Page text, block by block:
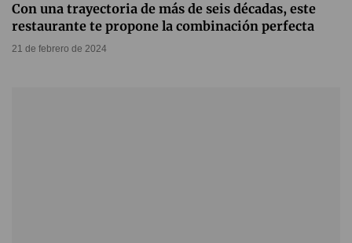
Con una trayectoria de más de seis décadas, este
restaurante te propone la combinación perfecta
21 de febrero de 2024